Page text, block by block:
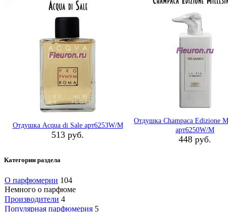
Отдушка Acqua di Sale арт6253W/M
513 руб.
Отдушка Champaca Edizione
арт6250W/M
448 руб.
Категории раздела
О парфюмерии 104
Немного о парфюме
Производители 4
Популярная парфюмерия 5